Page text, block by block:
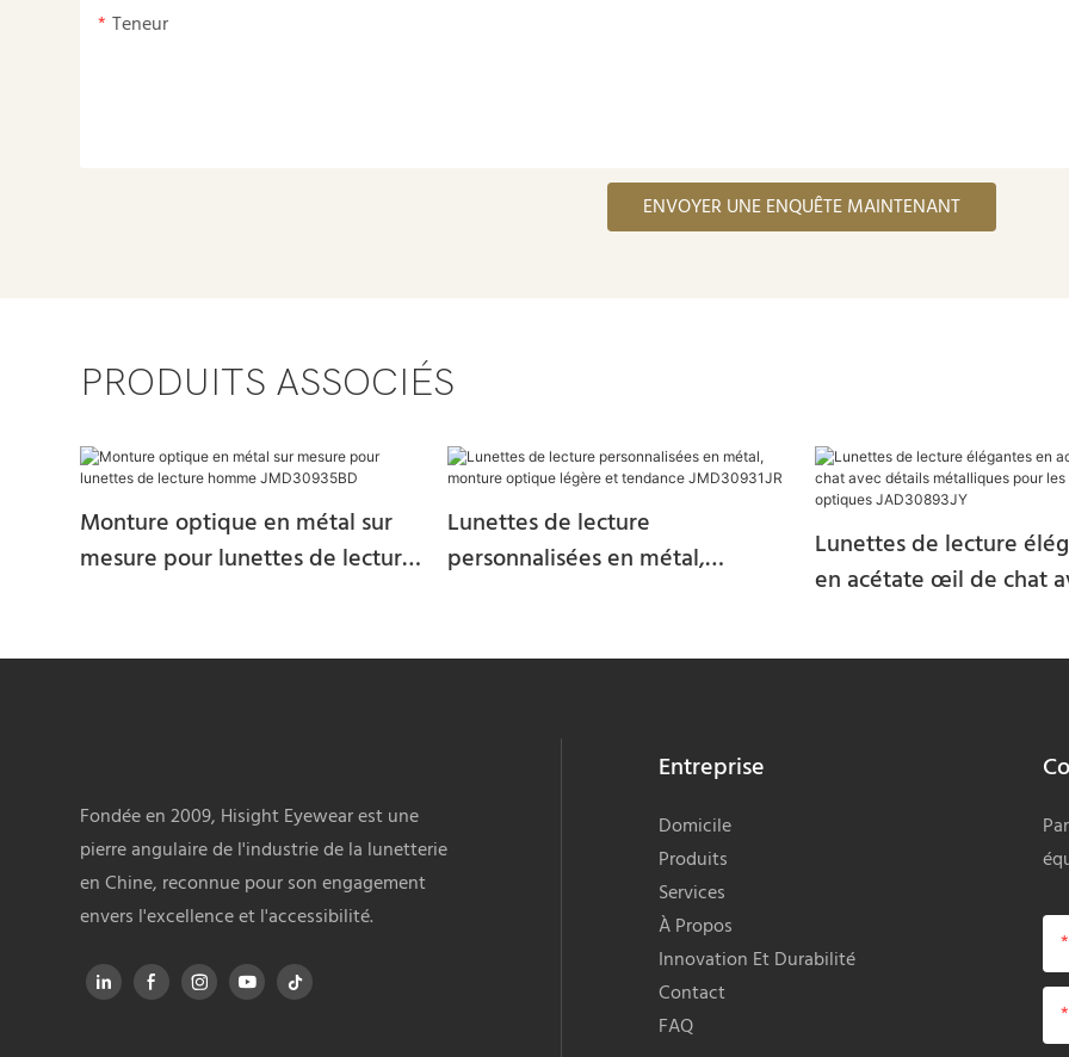
Teneur
ENVOYER UNE ENQUÊTE MAINTENANT
PRODUITS ASSOCIÉS
Monture optique en métal sur
mesure pour lunettes de lecture
Lunettes de lecture
personnalisées en métal,
Lunettes de lecture
en acétate œil de chat
marques optiques
Fondée en 2009, Hisight Eyewear est une
pierre angulaire de l'industrie de la lunetterie
en Chine, reconnue pour son engagement
envers l'excellence et l'accessibilité.
Entreprise
Domicile
Produits
Services
À Propos
Innovation Et Durabilité
Contact
FAQ